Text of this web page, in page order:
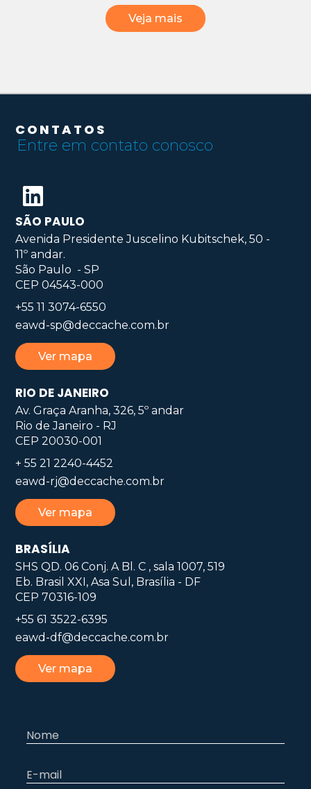
Veja mais
CONTATOS
Entre em contato conosco
SÃO PAULO
Avenida Presidente Juscelino Kubitschek, 50 -
11º andar.
São Paulo - SP
CEP 04543-000
+55 11 3074-6550
eawd-sp@deccache.com.br
Ver mapa
RIO DE JANEIRO
Av. Graça Aranha, 326, 5º andar
Rio de Janeiro - RJ
CEP 20030-001
+ 55 21 2240-4452
eawd-rj@deccache.com.br
Ver mapa
BRASÍLIA
SHS QD. 06 Conj. A Bl. C , sala 1007, 519
Eb. Brasil XXI, Asa Sul, Brasília - DF
CEP 70316-109
+55 61 3522-6395
eawd-df@deccache.com.br
Ver mapa